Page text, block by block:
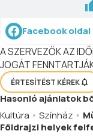
Facebook oldal
A SZERVEZŐK AZ
JOGÁT
ÉRTESÍTÉST KÉREK
Hasonlóajánlatok
Kultúra
Színház
Földrajzi helyek